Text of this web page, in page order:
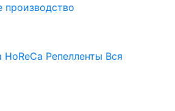
производство
HoReCa Репелленты Вся